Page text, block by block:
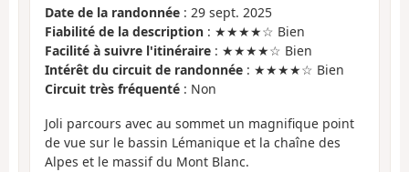
Date de la randonnée : 29 sept. 2025
Fiabilité de la description : ★★★★☆ Bien
Facilité à suivre l'itinéraire : ★★★★☆ Bien
Intérêt du circuit de randonnée : ★★★★☆ Bien
Circuit très fréquenté : Non
Joli parcours avec au sommet un magnifique point
de vue sur le bassin Lémanique et la chaîne des
Alpes et le massif du Mont Blanc.